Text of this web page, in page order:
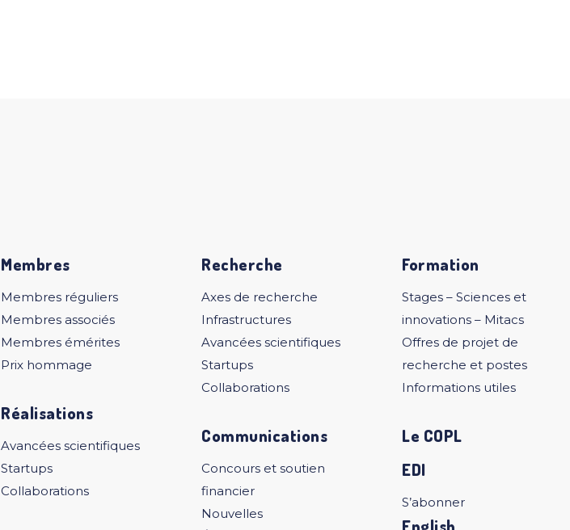
Membres
Membres réguliers
Membres associés
Membres émérites
Prix hommage
Réalisations
Avancées scientifiques
Startups
Collaborations
Recherche
Axes de recherche
Infrastructures
Avancées scientifiques
Startups
Collaborations
Communications
Concours et soutien
financier
Nouvelles
Formation
Stages – Sciences et
innovations – Mitacs
Offres de projet de
recherche et postes
Informations utiles
Le COPL
EDI
S’abonner